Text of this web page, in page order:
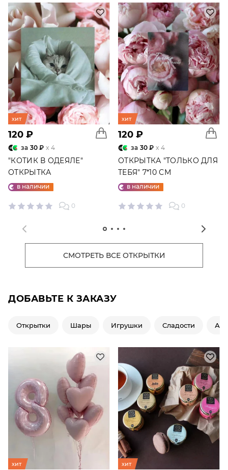
хит
120 ₽
за 30 ₽ x 4
"КОТИК В ОДЕЯЛЕ"
ОТКРЫТКА
в наличии
0
хит
120 ₽
за 30 ₽ x 4
ОТКРЫТКА "ТОЛЬКО ДЛЯ
ТЕБЯ" 7*10 СМ
в наличии
0
СМОТРЕТЬ ВСЕ ОТКРЫТКИ
ДОБАВЬТЕ К ЗАКАЗУ
Открытки Шары Игрушки Сладости
хит хит